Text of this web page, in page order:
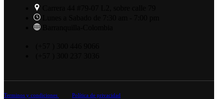
Terminos y condiciones
Política de privacidad